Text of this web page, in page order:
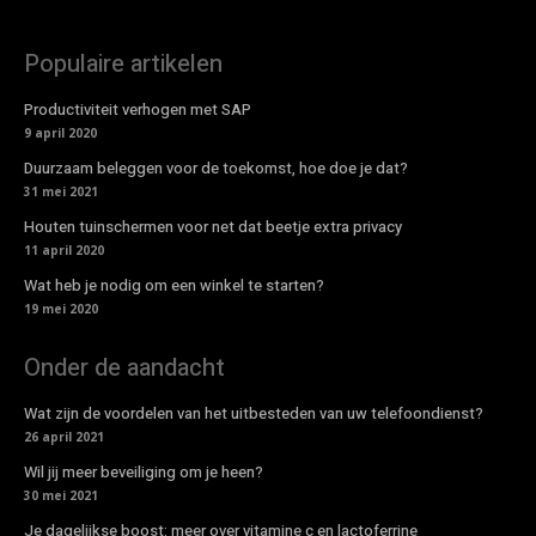
Populaire artikelen
Productiviteit verhogen met SAP
9 april 2020
Duurzaam beleggen voor de toekomst, hoe doe je dat?
31 mei 2021
Houten tuinschermen voor net dat beetje extra privacy
11 april 2020
Wat heb je nodig om een winkel te starten?
19 mei 2020
Onder de aandacht
Wat zijn de voordelen van het uitbesteden van uw telefoondienst?
26 april 2021
Wil jij meer beveiliging om je heen?
30 mei 2021
Je dagelijkse boost: meer over vitamine c en lactoferrine